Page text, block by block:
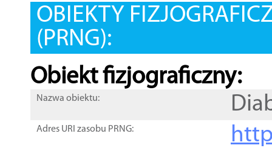
OBIEKTY
(PRNG):
Obiekt fizjograficzny:
Nazwa obiektu:
Adres URI zasobu PRNG: